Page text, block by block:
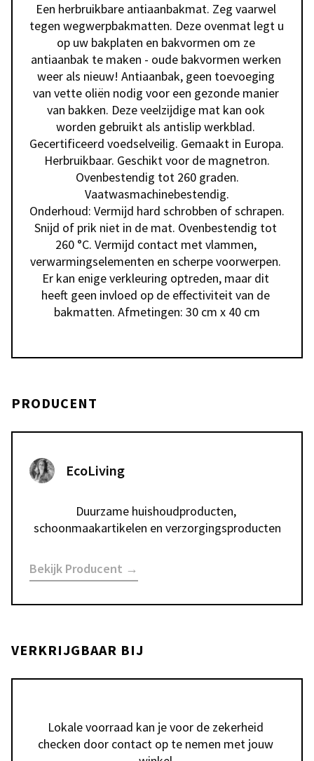
Een herbruikbare antiaanbakmat. Zeg vaarwel
tegen wegwerpbakmatten. Deze ovenmat legt u
op uw bakplaten en bakvormen om ze
antiaanbak te maken - oude bakvormen werken
weer als nieuw! Antiaanbak, geen toevoeging
van vette oliën nodig voor een gezonde manier
van bakken. Deze veelzijdige mat kan ook
worden gebruikt als antislip werkblad.
Gecertificeerd voedselveilig. Gemaakt in Europa.
Herbruikbaar. Geschikt voor de magnetron.
Ovenbestendig tot 260 graden.
Vaatwasmachinebestendig.
Onderhoud: Vermijd hard schrobben of schrapen.
Snijd of prik niet in de mat. Ovenbestendig tot
260 °C. Vermijd contact met vlammen,
verwarmingselementen en scherpe voorwerpen.
Er kan enige verkleuring optreden, maar dit
heeft geen invloed op de effectiviteit van de
bakmatten. Afmetingen: 30 cm x 40 cm
PRODUCENT
EcoLiving
Duurzame huishoudproducten,
schoonmaakartikelen en verzorgingsproducten
Bekijk Producent →
VERKRIJGBAAR BIJ
Lokale voorraad kan je voor de zekerheid
checken door contact op te nemen met jouw